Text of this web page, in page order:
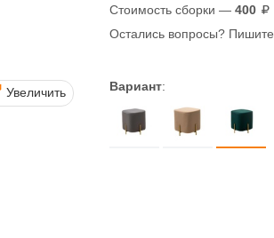
Увеличить
Стоимость сборки —400
Остались вопросы? Пишите
Вариант: